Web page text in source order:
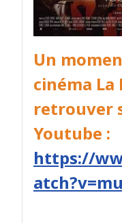
Un
cinéma La
retrouver
Youtube :
https://